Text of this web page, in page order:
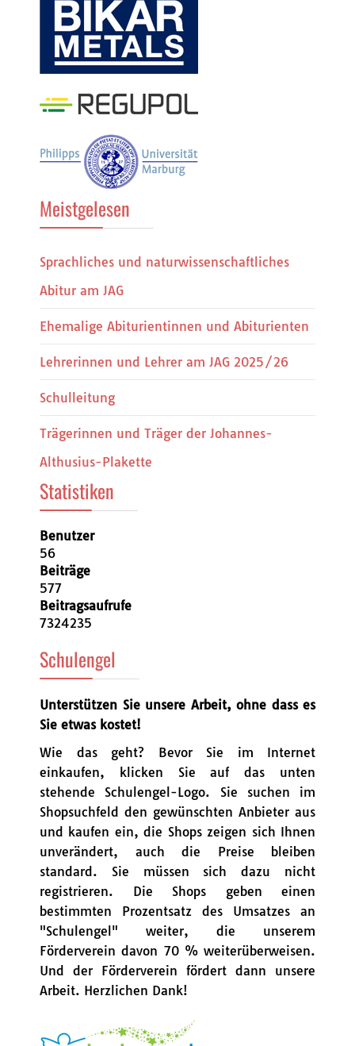
Meistgelesen
Sprachliches und naturwissenschaftliches
Abitur am JAG
Ehemalige Abiturientinnen und Abiturienten
Lehrerinnen und Lehrer am JAG 2025/26
Schulleitung
Trägerinnen und Träger der Johannes-
Althusius-Plakette
Statistiken
Benutzer
56
Beiträge
577
Beitragsaufrufe
7324235
Schulengel
Unterstützen Sie unsere Arbeit, ohne dass es
Sie etwas kostet!
Wie das geht? Bevor Sie im Internet
einkaufen, klicken Sie auf das unten
stehende Schulengel-Logo. Sie suchen im
Shopsuchfeld den gewünschten Anbieter aus
und kaufen ein, die Shops zeigen sich Ihnen
unverändert, auch die Preise bleiben
standard. Sie müssen sich dazu nicht
registrieren. Die Shops geben einen
bestimmten Prozentsatz des Umsatzes an
"Schulengel" weiter, die unserem
Förderverein davon 70 % weiterüberweisen.
Und der Förderverein fördert dann unsere
Arbeit. Herzlichen Dank!